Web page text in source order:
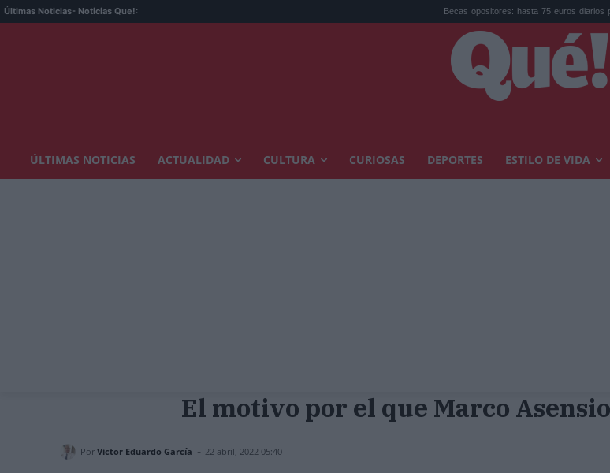
Últimas Noticias- Noticias Que!: Becas opositores: hasta 75 euros diarios para prep...
ÚLTIMAS NOTICIAS ACTUALIDAD CULTURA CURIOSAS DEPORTES ESTILO DE VIDA
El motivo por el que Marco
Por Victor Eduardo García - 22 abril, 2022 05:40